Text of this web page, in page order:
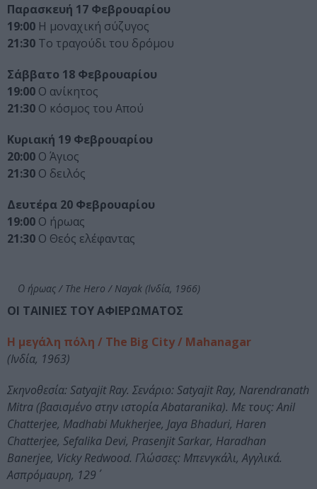
Παρασκευή 17 Φεβρουαρίου
19:00 Η μοναχική σύζυγος
21:30 Το τραγούδι του δρόμου
Σάββατο 18 Φεβρουαρίου
19:00 Ο ανίκητος
21:30 Ο κόσμος του Απού
Κυριακή 19 Φεβρουαρίου
20:00 Ο Άγιος
21:30 Ο δειλός
Δευτέρα 20 Φεβρουαρίου
19:00 Ο ήρωας
21:30 Ο Θεός ελέφαντας
Ο ήρωας / The Hero / Nayak (Ινδία, 1966)
ΟΙ ΤΑΙΝΙΕΣ ΤΟΥ ΑΦΙΕΡΩΜΑΤΟΣ
Η μεγάλη πόλη / The Big City / Mahanagar
(Ινδία, 1963)
Σκηνοθεσία: Satyajit Ray. Σενάριο: Satyajit Ray, Narendranath
Mitra (βασισμένο στην ιστορία Abataranika). Με τους: Anil
Chatterjee, Madhabi Mukherjee, Jaya Bhaduri, Haren
Chatterjee, Sefalika Devi, Prasenjit Sarkar, Haradhan
Banerjee, Vicky Redwood. Γλώσσες: Μπενγκάλι, Αγγλικά.
Ασπρόμαυρη, 129΄